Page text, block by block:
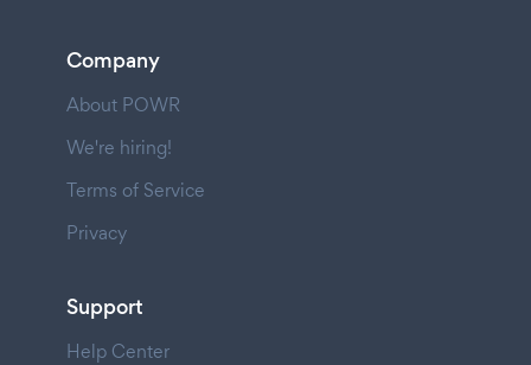
Company
About POWR
We're hiring!
Terms of Service
Privacy
Support
Help Center